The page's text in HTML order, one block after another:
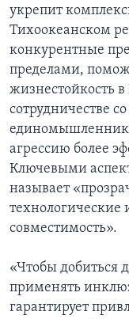
укрепит
Тихоокеанском
конкурентные
пределами,
жизнестойкость
сотрудничестве
агрессию более
Ключевыми
называет
совместимость».
«Чтобы добиться
применять
гарантирует